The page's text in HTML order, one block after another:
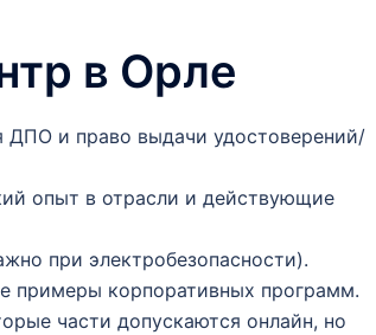
в Орле
ДПО и право выдачи удостоверений/
опыт в отрасли и действующие
при электробезопасности).
примеры корпоративных программ.
части допускаются онлайн, но